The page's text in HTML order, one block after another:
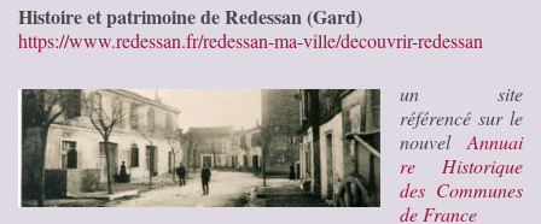
Histoire et patrimoine de Redessan (Gard)
https://www.redessan.fr/redessan-ma-ville/decouvrir-redessan
un site
référencé sur le
nouvel Annuai
re Historique
des Communes
de France